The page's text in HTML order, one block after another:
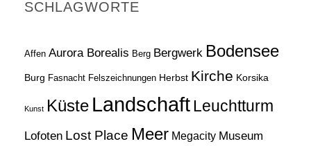
SCHLAGWORTE
Affen Aurora Borealis Berg Bergwerk Bodensee
Burg Fasnacht Felszeichnungen Herbst Kirche Korsika
Kunst Küste LandschaftLeuchtturm
Lofoten Lost Place Meer Megacity Museum